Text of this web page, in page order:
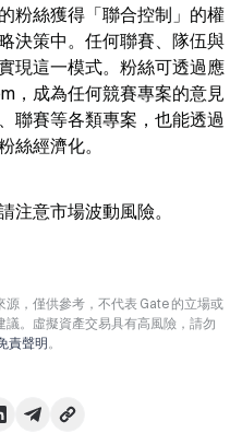
粉絲獲得「聯合控制」的權
決策中。任何聯賽、隊伍與
現這一模式。粉絲可透過應
，成為任何競賽專案的意見
聯賽等各類專案，也能透過
絲經濟化。
注意市場波動風險。
，僅供參考，不代表 Gate 的立場或
。虛擬資產交易具有高風險，請勿
責聲明。